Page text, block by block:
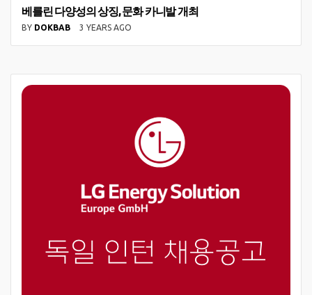
베를린 다양성의 상징, 문화 카니발 개최
BY DOKBAB 3 YEARS AGO